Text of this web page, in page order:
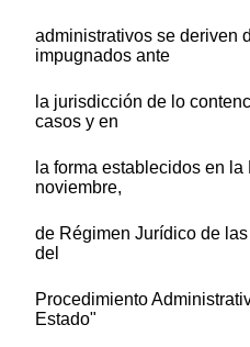
administrativos se deriven
impugnados ante
la jurisdicción de lo
casos y en
la forma establecidos en
noviembre,
de Régimen Jurídico de
del
Procedimiento
Estado"